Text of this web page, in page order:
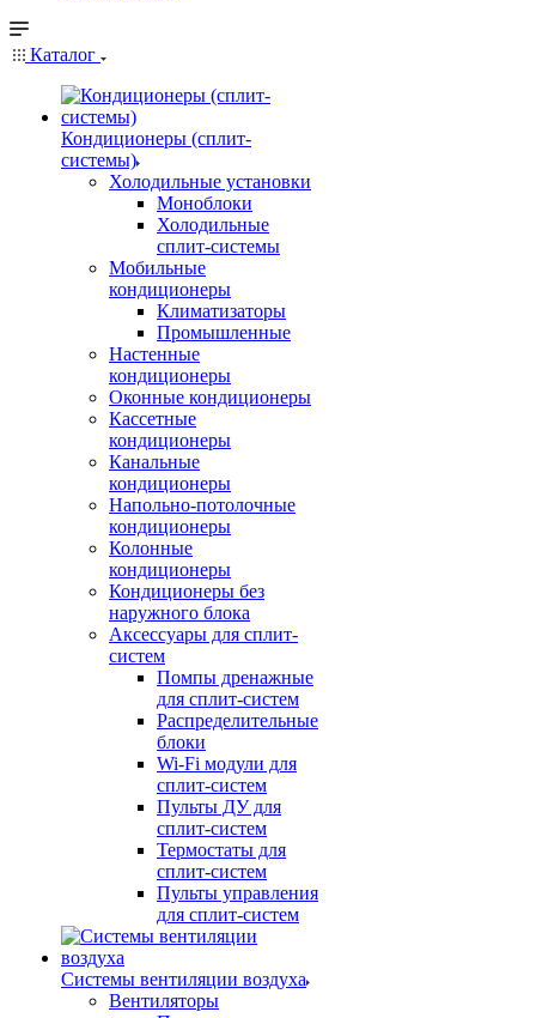
Каталог
Кондиционеры (сплит-
системы)
Холодильные установки
Моноблоки
Холодильные
сплит-системы
Мобильные
кондиционеры
Климатизаторы
Промышленные
Настенные
кондиционеры
Оконные кондиционеры
Кассетные
кондиционеры
Канальные
кондиционеры
Напольно-потолочные
кондиционеры
Колонные
кондиционеры
Кондиционеры без
наружного блока
Аксессуары для сплит-
систем
Помпы дренажные
для сплит-систем
Распределительные
блоки
Wi-Fi модули для
сплит-систем
Пульты ДУ для
сплит-систем
Термостаты для
сплит-систем
Пульты управления
для сплит-систем
Системы вентиляции воздуха
Вентиляторы